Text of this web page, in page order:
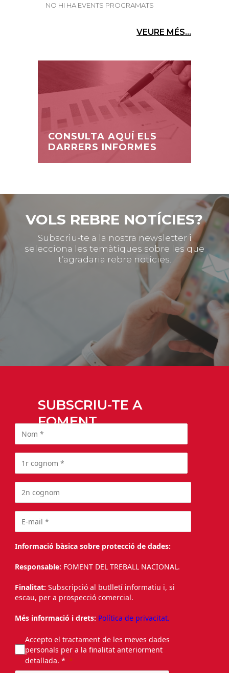
NO HI HA EVENTS PROGRAMATS
VEURE MÉS...
CONSULTA AQUÍ ELS
DARRERS INFORMES
VOLS REBRE NOTÍCIES?
Subscriu-te a la nostra newsletter i
selecciona les temàtiques sobre les que
t’agradaria rebre notícies.
SUBSCRIU-TE A
FOMENT
Informació bàsica sobre protecció de dades:
Responsable: FOMENT DEL TREBALL NACIONAL.
Finalitat: Subscripció al butlletí informatiu i, si
escau, per a prospecció comercial.
Més informació i drets: Política de privacitat.
Accepto el tractament de les meves dades
personals per a la finalitat anteriorment
detallada. *